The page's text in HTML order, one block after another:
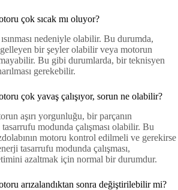
çok sıcak mı oluyor?
nedeniyle olabilir. Bu durumda,
bir şeyler olabilir veya motorun
Bu gibi durumlarda, bir teknisyen
gerekebilir.
çok yavaş çalışıyor, sorun ne olabilir?
aşırı yorgunluğu, bir parçanın
tasarrufu modunda çalışması olabilir. Bu
motoru kontrol edilmeli ve gerekirse
tasarrufu modunda çalışması,
azaltmak için normal bir durumdur.
arızalandıktan sonra değiştirilebilir mi?